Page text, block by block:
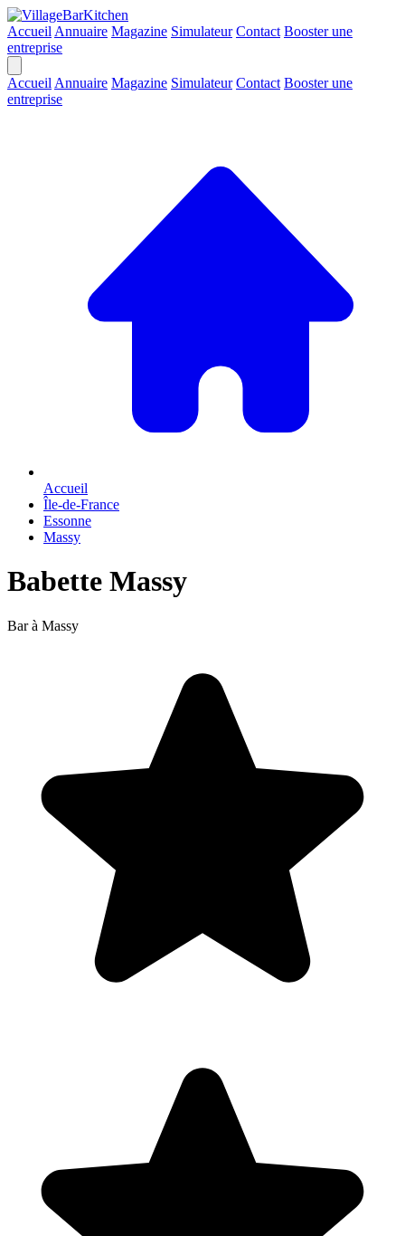
Accueil Annuaire Magazine Simulateur Contact Booster une
entreprise
Accueil Annuaire Magazine Simulateur Contact Booster une
entreprise
Accueil
Île-de-France
Essonne
Massy
Babette Massy
Bar à Massy